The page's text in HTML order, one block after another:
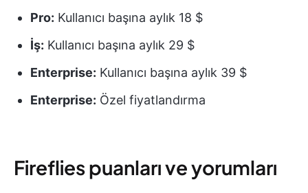
Pro: Kullanıcı başına aylık 18 $
İş: Kullanıcı başına aylık 29 $
Enterprise: Kullanıcı başına aylık 39 $
Enterprise: Özel fiyatlandırma
Fireflies puanları ve yorumları